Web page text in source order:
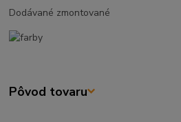
Dodávané zmontované
Pôvod tovaru